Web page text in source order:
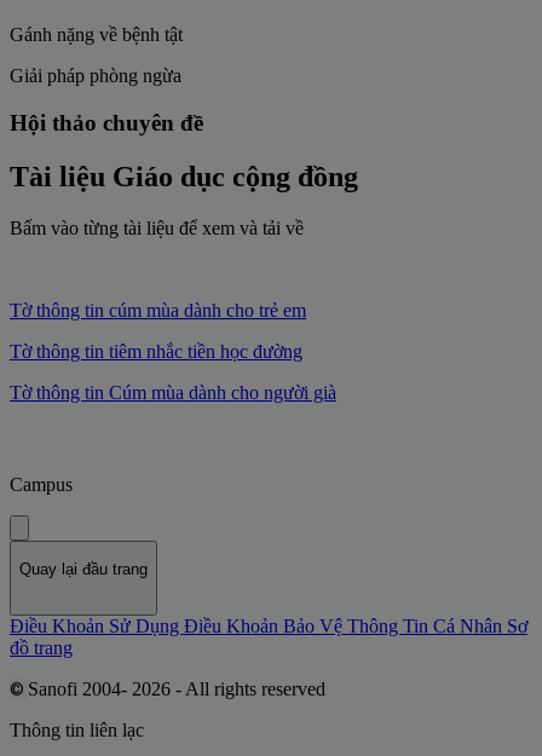
Gánh nặng về bệnh tật
Giải pháp phòng ngừa
Hội thảo chuyên đề
Tài liệu Giáo dục cộng đồng
Bấm vào từng tài liệu để xem và tải về
Tờ thông tin cúm mùa dành cho trẻ em
Tờ thông tin tiêm nhắc tiền học đường
Tờ thông tin Cúm mùa dành cho người già
Campus
Quay lại đầu trang
Điều Khoản Sử Dụng Điều Khoản Bảo Vệ Thông Tin Cá Nhân Sơ
đồ trang
© Sanofi 2004- 2026 - All rights reserved
Thông tin liên lạc